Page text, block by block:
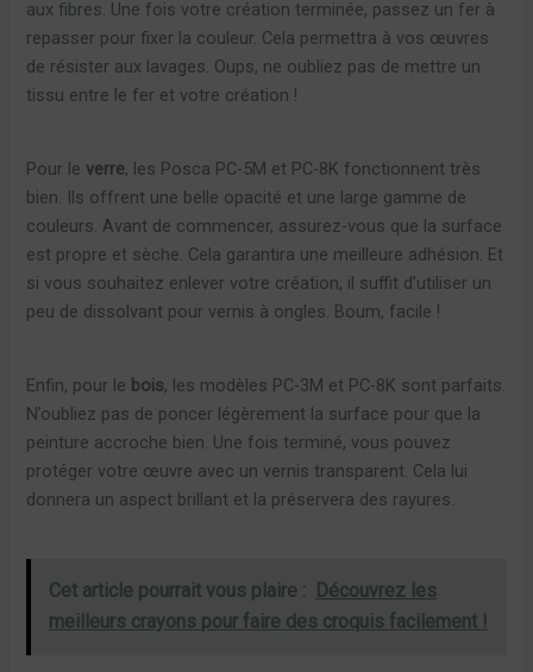
aux fibres. Une fois votre création terminée, passez un fer à
repasser pour fixer la couleur. Cela permettra à vos œuvres
de résister aux lavages. Oups, ne oubliez pas de mettre un
tissu entre le fer et votre création !
Pour le verre, les Posca PC-5M et PC-8K fonctionnent très
bien. Ils offrent une belle opacité et une large gamme de
couleurs. Avant de commencer, assurez-vous que la surface
est propre et sèche. Cela garantira une meilleure adhésion. Et
si vous souhaitez enlever votre création, il suffit d’utiliser un
peu de dissolvant pour vernis à ongles. Boum, facile !
Enfin, pour le bois, les modèles PC-3M et PC-8K sont parfaits.
N’oubliez pas de poncer légèrement la surface pour que la
peinture accroche bien. Une fois terminé, vous pouvez
protéger votre œuvre avec un vernis transparent. Cela lui
donnera un aspect brillant et la préservera des rayures.
Cet article pourrait vous plaire :
Découvrez les
meilleurs crayons pour faire des croquis facilement !